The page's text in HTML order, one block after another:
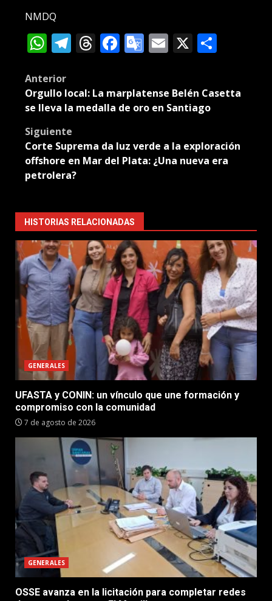
NMDQ
WhatsApp
Telegram
Threads
Facebook
Google
Email
X
Post
navigation
Anterior
Orgullo local: La marplatense Belén Casetta
se lleva la medalla de oro en Santiago
Siguiente
Corte Suprema da luz verde a la exploración
offshore en Mar del Plata: ¿Una nueva era
petrolera?
HISTORIAS RELACIONADAS
GENERALES
UFASTA y CONIN: un vínculo que une formación y
compromiso con la comunidad
7 de agosto de 2026
GENERALES
OSSE avanza en la licitación para completar redes